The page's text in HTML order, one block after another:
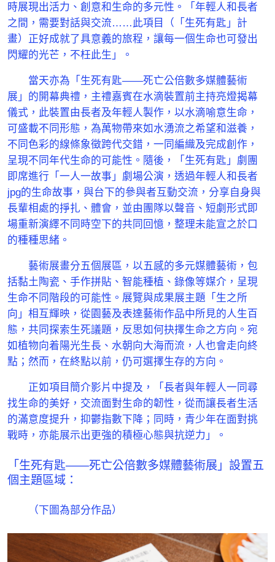
時展現出活力、創意和生命的多元性。「年輕人和長者
之間，需要對話與交流……此項目（「生死有匙」計
畫）正好成就了具意義的旅程，讓每一個生命也可發出
閃耀的光芒，不枉此生」。
當天亦為「生死有匙——死亡公倍數多媒體藝術
展」的開幕典禮，主禮嘉賓在水滴裝置前主持亮燈揭幕
儀式，此裝置由長者及年輕人製作，以水滴喻意生命，
可盛載不同形態，為萬物帶來如水湧流之希望和滋養，
不同色彩的線條象徵跨代交錯，一同編織及完成創作，
呈現不同年代生命的可能性。隨後，「生死有匙」劇團
即席進行「一人一故事」劇場公演，透過年輕人和長者
jpg的生命故事，與台下的參與者互動交流，分享自身與
長輩相處的掙扎、體會，並由團隊以聲音、短劇形式即
場重新演繹不同時空下的共同回憶，整理未能宣之於口
的種種思緒。
藝術展畫分五個展區，以五感的多元媒體藝術，包
括黏土陶瓷、手作拼貼、智能種植、錄像等媒介，呈現
生命不同階段的可能性。展覽與成果展主題「生之所
向」相互輝映，從園藝及表達藝術作品中所見的人生百
態，共同探索生死議題，反思如何抉擇生命之方向。宛
如植物向着陽光生長、水朝向大海而流，人也會走向終
點；然而，在終點以前，仍可選擇生存的方向。
正如項目簡介影片中提及，「長者與年輕人一同尋
找生命的美好，交流面對生命的韌性，從而讓長者生活
的滿意度提升，抑鬱指數下降；同時，青少年在面對挑
戰時，亦能展示出更強的積極心態與抗逆力」。
「生死有匙——死亡公倍數多媒體藝術展」設置五
個主題區域：
（下圖為部分作品）